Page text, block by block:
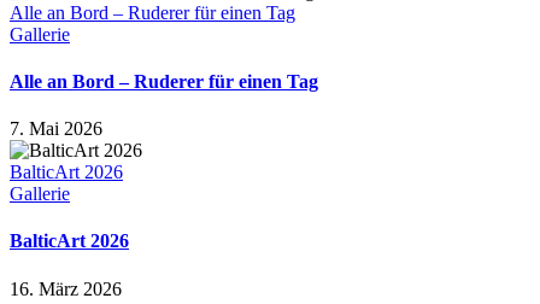
Alle an Bord – Ruderer für einen Tag
Gallerie
Alle an Bord – Ruderer für einen Tag
7. Mai 2026
BalticArt 2026
Gallerie
BalticArt 2026
16. März 2026